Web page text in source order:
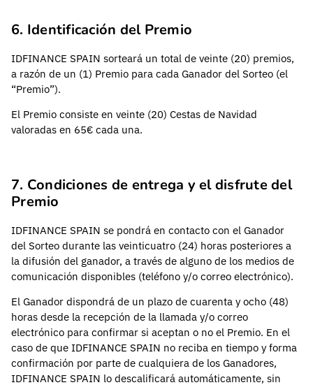
6. Identificación del Premio
IDFINANCE SPAIN sorteará un total de veinte (20) premios,
a razón de un (1) Premio para cada Ganador del Sorteo (el
“Premio”).
El Premio consiste en veinte (20) Cestas de Navidad
valoradas en 65€ cada una.
7. Condiciones de entrega y el disfrute del
Premio
IDFINANCE SPAIN se pondrá en contacto con el Ganador
del Sorteo durante las veinticuatro (24) horas posteriores a
la difusión del ganador, a través de alguno de los medios de
comunicación disponibles (teléfono y/o correo electrónico).
El Ganador dispondrá de un plazo de cuarenta y ocho (48)
horas desde la recepción de la llamada y/o correo
electrónico para confirmar si aceptan o no el Premio. En el
caso de que IDFINANCE SPAIN no reciba en tiempo y forma
confirmación por parte de cualquiera de los Ganadores,
IDFINANCE SPAIN lo descalificará automáticamente, sin